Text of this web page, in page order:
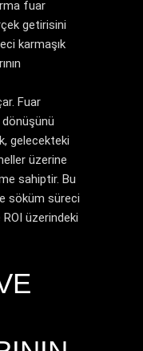
fuar
getirisini
karmaşık
Fuar
dönüşünü
gelecekteki
üzerine
sahiptir. Bu
söküm süreci
üzerindeki